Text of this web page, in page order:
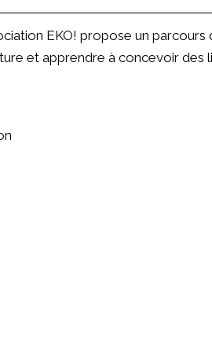
EKO! propose un parcours
et apprendre à concevoir des